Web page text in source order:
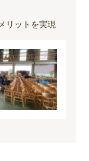
リットを実現